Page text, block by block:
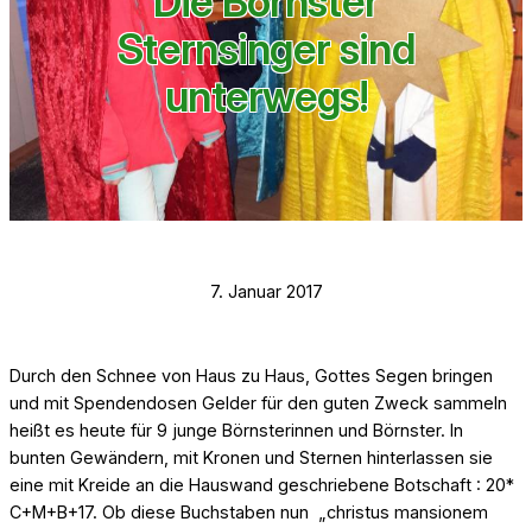
Sternsinger sind
unterwegs!
7. Januar 2017
Durch den Schnee von Haus zu Haus, Gottes Segen bringen
und mit Spendendosen Gelder für den guten Zweck sammeln
heißt es heute für 9 junge Börnsterinnen und Börnster. In
bunten Gewändern, mit Kronen und Sternen hinterlassen sie
eine mit Kreide an die Hauswand geschriebene Botschaft : 20*
C+M+B+17. Ob diese Buchstaben nun „christus mansionem